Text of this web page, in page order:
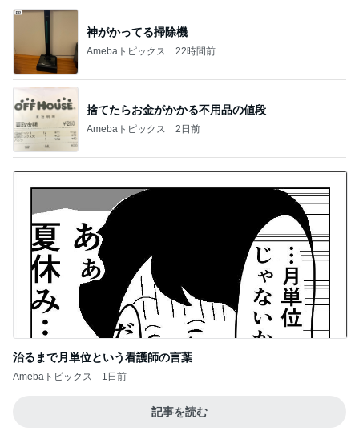
神がかってる掃除機
Amebaトピックス 22時間前
捨てたらお金がかかる不用品の値段
Amebaトピックス 2日前
治るまで月単位という看護師の言葉
Amebaトピックス 1日前
記事を読む